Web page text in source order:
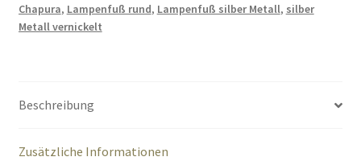
Chapura, Lampenfuß rund, Lampenfuß silber Metall, silber
Metall vernickelt
Beschreibung
Zusätzliche Informationen